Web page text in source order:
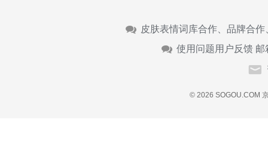
皮肤表情词库合作、品牌合
使用问题用户反馈 邮
© 2026 SOGOU.COM